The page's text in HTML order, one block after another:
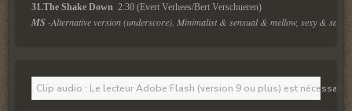
31.The Shake Down 2:30 (Evert Verhees/Bert Verschueren)
MS -Alternative version (underscore). Minimalist & sensual & mellow, sexy &
Clip audio : Le lecteur Adobe Flash (version 9 ou plus) est